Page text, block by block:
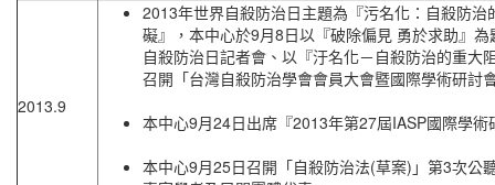
2013.9
2013年世界自殺防治日主題為『污名化：自殺防治
礙』，本中心於9月8日以『破除偏見 勇於求助』為
自殺防治日記者會、以『汙名化－自殺防治的重大
召開「台灣自殺防治學會會員大會暨國際學術研討
本中心9月24日出席『2013年第27屆IASP國際學術
本中心9月25日召開「自殺防治法(草案)」第3次公